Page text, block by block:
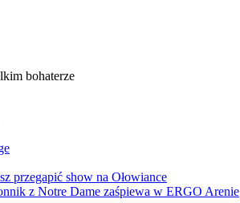
bohaterze
przegapić show na Ołowiance
z Notre Dame zaśpiewa w ERGO Arenie